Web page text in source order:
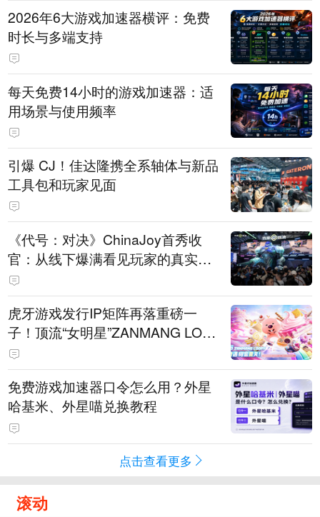
2026年6大游戏加速器横评：免费
时长与多端支持
每天免费14小时的游戏加速器：适
用场景与使用频率
引爆 CJ！佳达隆携全系轴体与新品
工具包和玩家见面
《代号：对决》ChinaJoy首秀收
官：从线下爆满看见玩家的真实期
待
虎牙游戏发行IP矩阵再落重磅一
子！顶流“女明星”ZANMANG LOO
PY 正版3D消除手游《消消奇遇》
惊喜曝光
免费游戏加速器口令怎么用？外星
哈基米、外星喵兑换教程
点击查看更多
滚动